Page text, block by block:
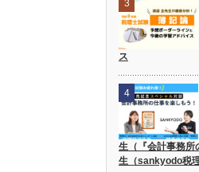
3
ス
4
生（『会計事務所
生（sankyodo税